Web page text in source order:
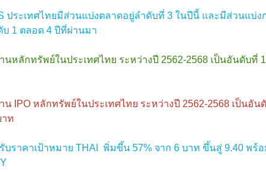
ประเทศไทยมีส่วนแบ่งตลาดอยู่ลำดับที่ 3 ในปีนี้ และมีส่วนแบ่ง
1 ตลอด 4 ปีที่ผ่านมา
หลักทรัพย์ในประเทศไทย ระหว่างปี 2562-2568 เป็นอันดับที่
IPO หลักทรัพย์ในประเทศไทย ระหว่างปี 2562-2568 เป็นอัน
ท
บราคาเป้าหมาย THAI พิ่มขึ้น 57% จาก 6 บาท ขึ้นสู่ 9.40 พร้